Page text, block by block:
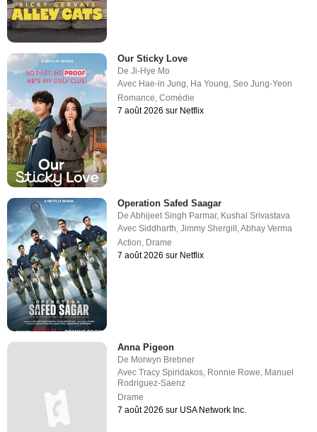
Our Sticky Love
DeJi-Hye Mo
Avec Hae-in Jung, Ha Young,Seo Jung-Yeon
Romance,Comédie
7 août 2026 sur Netflix
Operation Safed Saagar
DeAbhijeet Singh Parmar, Kushal Srivastava
AvecSiddharth ,Jimmy Shergill ,Abhay Verma
Action Drame
7 août 2026 sur Netflix
Anna Pigeon
De Morwyn Brebner
AvecTracy Spiridakos, Ronnie Rowe, Manuel
Rodriguez-Saenz
Drame
7 août 2026 sur USA Network Inc.